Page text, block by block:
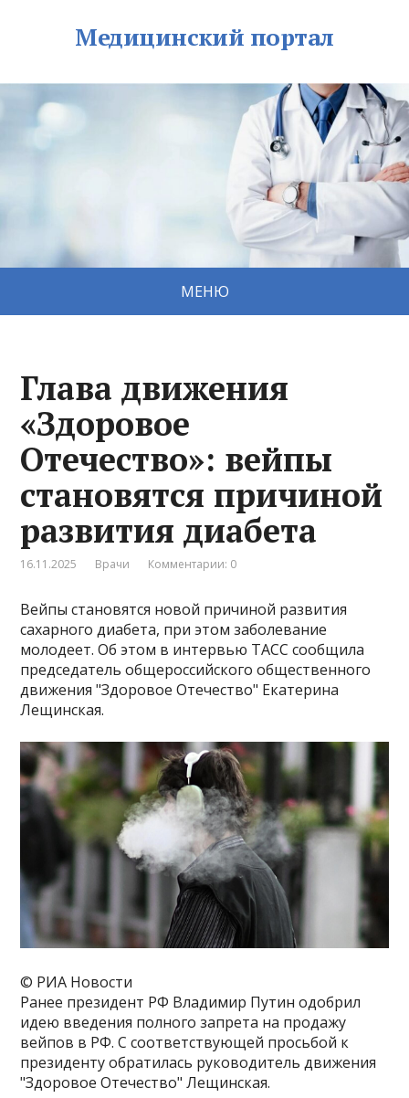
Медицинский портал
МЕНЮ
Глава движения
«Здоровое
Отечество»: вейпы
становятся причиной
развития диабета
16.11.2025 Врачи Комментарии: 0
Вейпы становятся новой причиной развития
сахарного диабета, при этом заболевание
молодеет. Об этом в интервью ТАСС сообщила
председатель общероссийского общественного
движения "Здоровое Отечество" Екатерина
Лещинская.
© РИА Новости
Ранее президент РФ Владимир Путин одобрил
идею введения полного запрета на продажу
вейпов в РФ. С соответствующей просьбой к
президенту обратилась руководитель движения
"Здоровое Отечество" Лещинская.